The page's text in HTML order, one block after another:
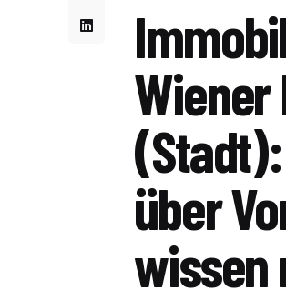
Wiener
über
wissen